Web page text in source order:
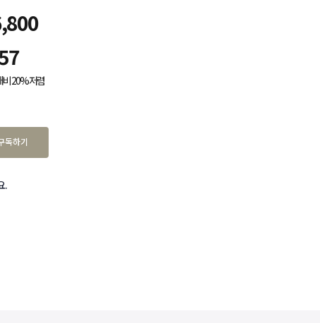
비 20% 저렴
독하기
.